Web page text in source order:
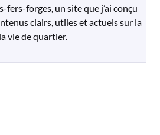
fers-forges, un site que j’ai conçu
clairs, utiles et actuels sur la
vie de quartier.